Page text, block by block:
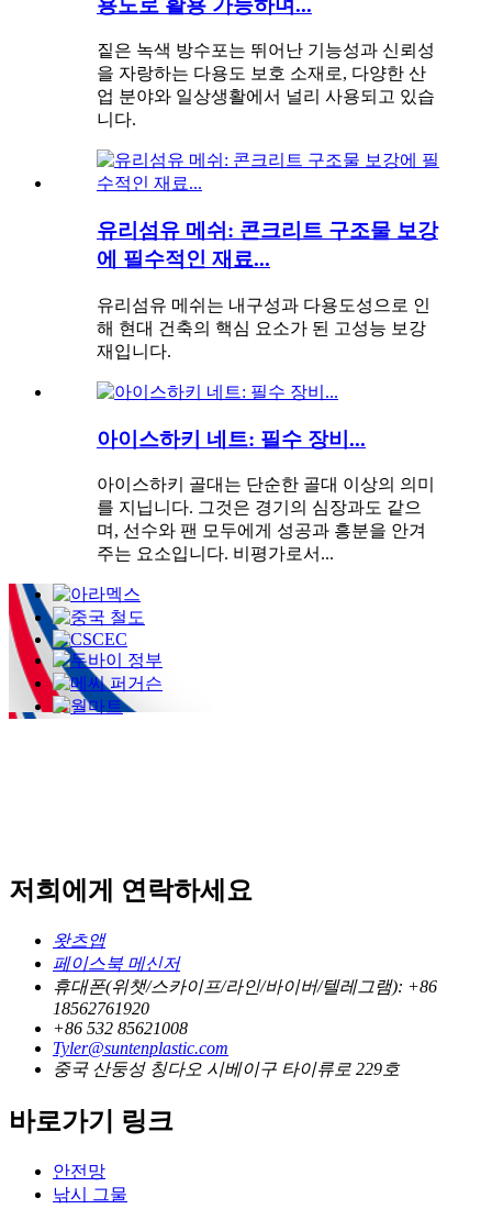
용도로 활용 가능하며...
짙은 녹색 방수포는 뛰어난 기능성과 신뢰성
을 자랑하는 다용도 보호 소재로, 다양한 산
업 분야와 일상생활에서 널리 사용되고 있습
니다.
유리섬유 메쉬: 콘크리트 구조물 보강
에 필수적인 재료...
유리섬유 메쉬는 내구성과 다용도성으로 인
해 현대 건축의 핵심 요소가 된 고성능 보강
재입니다.
아이스하키 네트: 필수 장비...
아이스하키 골대는 단순한 골대 이상의 의미
를 지닙니다. 그것은 경기의 심장과도 같으
며, 선수와 팬 모두에게 성공과 흥분을 안겨
주는 요소입니다. 비평가로서...
저희에게 연락하세요
왓츠앱
페이스북 메신저
휴대폰(위챗/스카이프/라인/바이버/텔레그램): +86
18562761920
+86 532 85621008
Tyler@suntenplastic.com
중국 산둥성 칭다오 시베이구 타이류로 229호
바로가기 링크
안전망
낚시 그물